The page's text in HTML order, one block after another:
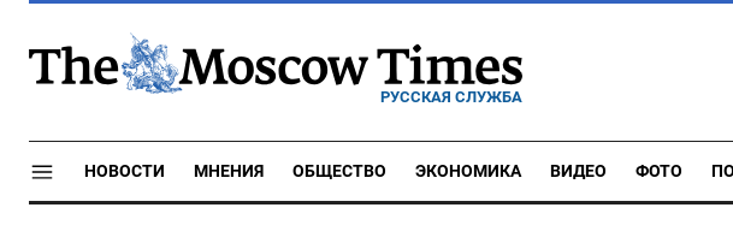
РУССКАЯ СЛУЖБА
НОВОСТИ МНЕНИЯ ОБЩЕСТВО ЭКОНОМИКА ВИДЕО ФОТО